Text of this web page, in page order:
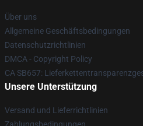
Über uns
Allgemeine Geschäftsbedingungen
Datenschutzrichtlinien
DMCA - Copyright Policy
CA SB657:
Unsere Unterstützung
Versand und Lieferrichtlinien